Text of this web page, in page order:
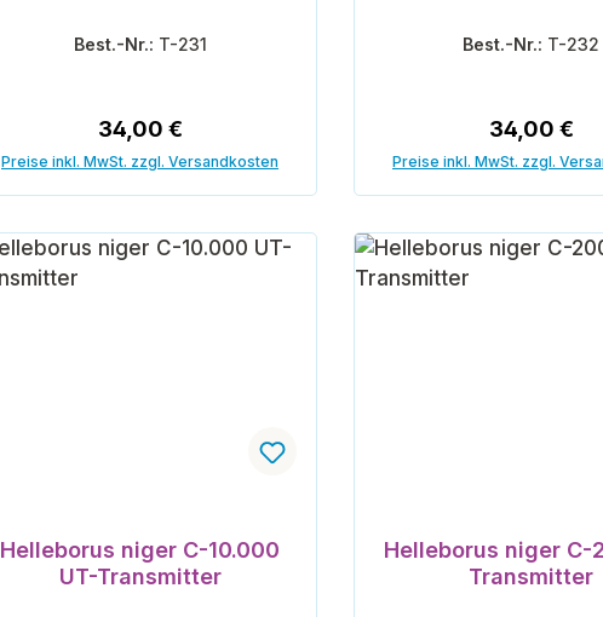
Best.-Nr.: T-231
Regulärer Preis:
34,00 €
Preise inkl. MwSt. zzgl. Versandkosten
Best.-Nr.: T-232
Regulärer
34,00 €
Preise inkl. MwSt. zzgl.
Helleborus niger C-10.000
UT-Transmitter
Helleborus niger C-
Transmitter